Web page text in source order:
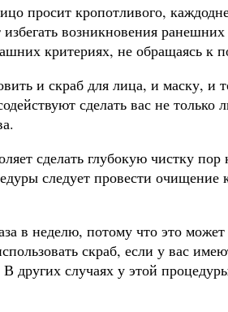
просит кропотливого,
возникновения
критериях, не обращаясь к
и скраб для лица, и маску, и
сделать вас не только
сделать глубокую чистку
следует провести очищение
в неделю, потому что это
скраб, если у вас
других случаях у этой